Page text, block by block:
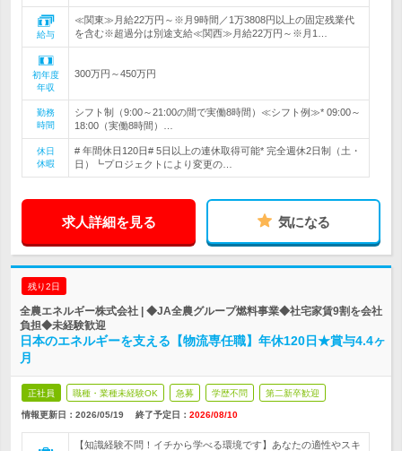
給与
≪関東≫月給22万円～※月9時間／1万3808円以上の固定残業代
を含む※超過分は別途支給≪関西≫月給22万円～※月1…
初年度
年収
300万円～450万円
勤務
時間
シフト制（9:00～21:00の間で実働8時間）≪シフト例≫* 09:00～
18:00（実働8時間）…
休日
休暇
# 年間休日120日# 5日以上の連休取得可能* 完全週休2日制（土・
日）┗プロジェクトにより変更の…
求人詳細を見る 気になる
残り2日
全農エネルギー株式会社 | ◆JA全農グループ燃料事業◆社宅家賃9割を会社
負担◆未経験歓迎
日本のエネルギーを支える【物流専任職】年休120日★賞与4.4ヶ
月
正社員 職種・業種未経験OK 急募 学歴不問 第二新卒歓迎
情報更新日：2026/05/19 終了予定日： 2026/08/10
【知識経験不問！イチから学べる環境です】あなたの適性やスキ